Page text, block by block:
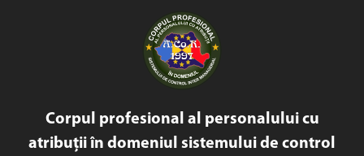
Corpul profesional al personalului cu
atribuții în domeniul sistemului de control